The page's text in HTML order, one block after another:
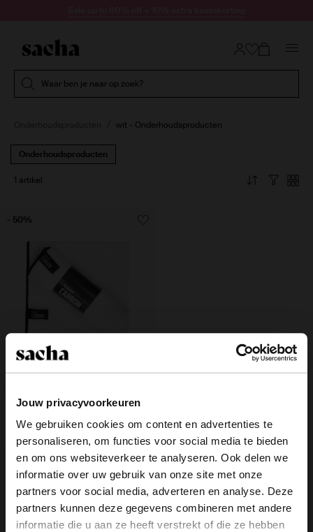
Jouw privacyvoorkeuren
We gebruiken cookies om content en advertenties te
personaliseren, om functies voor social media te bieden
en om ons websiteverkeer te analyseren. Ook delen we
informatie over uw gebruik van onze site met onze
partners voor social media, adverteren en analyse. Deze
partners kunnen deze gegevens combineren met andere
informatie die u aan ze heeft verstrekt of die ze hebben
Waar ben je naar op zoek?
wit - Onderhoudsproducten
Onderhoudsproducten
1 artikel
6.99
3.50
- 50%
Over Sacha
Klantenservice
×
View this website in English?
It looks like your language isn't Dutch. Would
you like to switch to English?